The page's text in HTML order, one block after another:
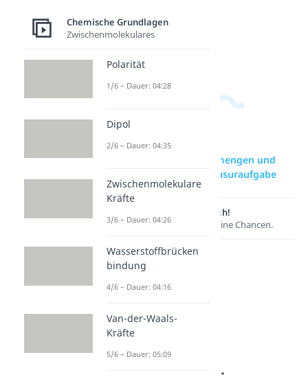
on
Dauer:
zur Videoseite: Stoffmengen und
Konzentrationen Klausuraufgabe
Lernen lohnt sich!
Entdecke hier deine Chancen.
Chemische Grundlagen
Zwischenmolekulares
Polarität
1/6 – Dauer: 04:28
Dipol
2/6 – Dauer: 04:35
Zwischenmolekulare
Kräfte
3/6 – Dauer: 04:26
Wasserstoffbrücken
bindung
4/6 – Dauer: 04:16
Van-der-Waals-
Kräfte
5/6 – Dauer: 05:09